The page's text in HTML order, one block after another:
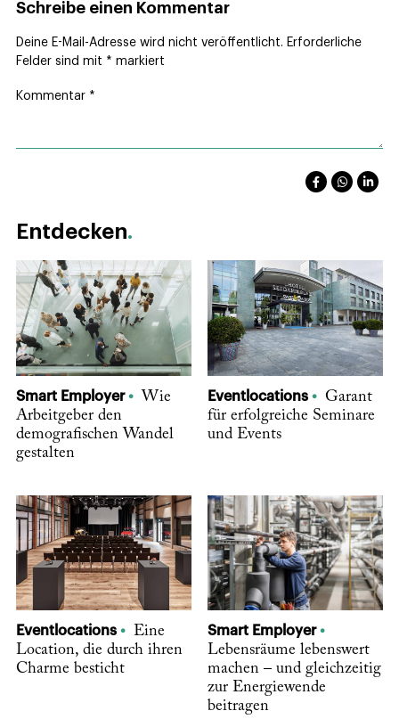
Schreibe einen Kommentar
Deine E-Mail-Adresse wird nicht veröffentlicht. Erforderliche
Felder sind mit * markiert
Kommentar *
Entdecken
Smart Employer
Wie
Arbeitgeber den
demografischen Wandel
gestalten
Eventlocations
Garant
für erfolgreiche Seminare
und Events
Eventlocations
Eine
Location, die durch ihren
Charme besticht
Smart Employer
Lebensräume lebenswert
machen – und gleichzeitig
zur Energiewende
beitragen